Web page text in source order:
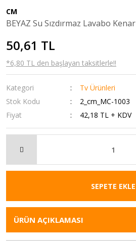
CM
BEYAZ Su Sızdırmaz Lavabo
50,61 TL
*6,80 TL den başlayan taksitlerle!!
Kategori
Tv Ürünleri
Stok Kodu
2_cm_MC-1003
Fiyat
42,18 TL + KDV
SEPETE EKLE
ÜRÜN AÇIKLAMASI